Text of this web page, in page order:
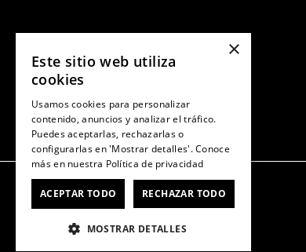
×
Este sitio web utiliza
cookies
Usamos cookies para personalizar
contenido, anuncios y analizar el tráfico.
Puedes aceptarlas, rechazarlas o
configurarlas en 'Mostrar detalles'. Conoce
más en nuestra Política de privacidad
ACEPTAR TODO RECHAZAR TODO
MOSTRAR DETALLES